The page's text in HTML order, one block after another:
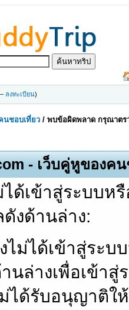
ลงทะเบียน)
นชอบเที่ยว /พบข้อผิดพลาด กรุณาตร
- เว็บคู่หูของค
ด้เข้าสู่ระบบ
งด้านล่าง:
ม่ได้เข้าสู่ระบ
นล่างเพื่อเข้า
ได้รับอนุญาติใ